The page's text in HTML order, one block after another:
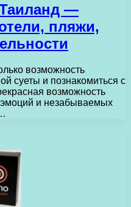
—
пляжи,
возможность
суеты и познакомиться с
возможность
эмоций и незабываемых